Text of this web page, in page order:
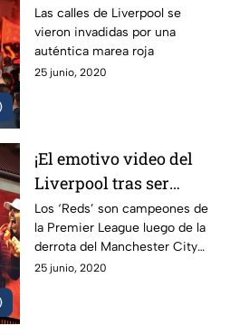
calles a celebrar el
título de Premier
League!
Las calles de Liverpool se
vieron invadidas por una
auténtica marea roja
25 junio, 2020
¡El emotivo video del
Liverpool tras ser
campeón de la Premier
League!
Los ‘Reds’ son campeones de
la Premier League luego de la
derrota del Manchester City
ante el Chelsea.
25 junio, 2020